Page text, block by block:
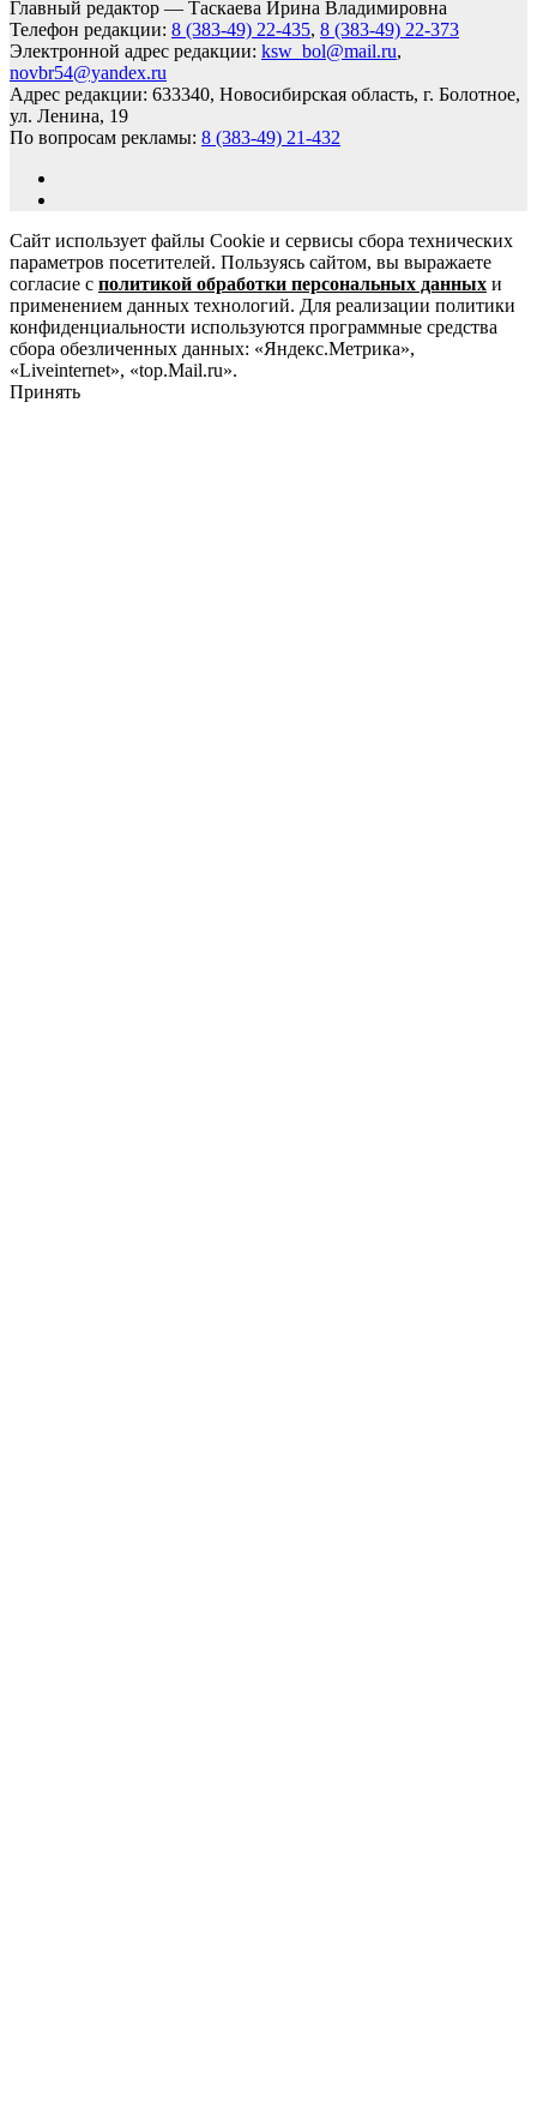
Главный редактор — Таскаева Ирина Владимировна
Телефон редакции: 8 (383-49) 22-435, 8 (383-49) 22-373
Электронной адрес редакции: ksw_bol@mail.ru,
novbr54@yandex.ru
Адрес редакции: 633340, Новосибирская область, г. Болотное,
ул. Ленина, 19
По вопросам рекламы: 8 (383-49) 21-432
Сайт использует файлы Cookie и сервисы сбора технических
параметров посетителей. Пользуясь сайтом, вы выражаете
согласие с политикой обработки персональных данных и
применением данных технологий. Для реализации политики
конфиденциальности используются программные средства
сбора обезличенных данных: «Яндекс.Метрика»,
«Liveinternet», «top.Mail.ru».
Принять